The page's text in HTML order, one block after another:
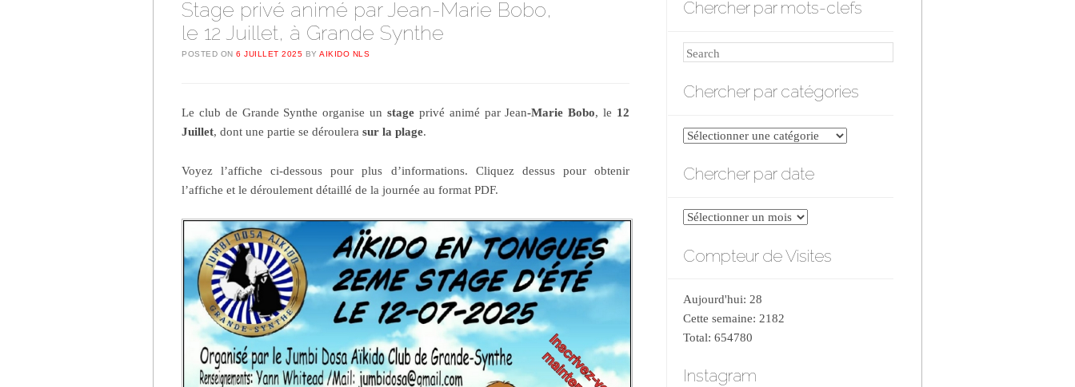
Stage privé animé par Jean-Marie Bobo,
le 12 Juillet, à Grande Synthe
POSTED ON 6 JUILLET 2025 BY AIKIDO NLS
Le club de Grande Synthe organise un stage privé animé par Jean-Marie Bobo, le 12
Juillet, dont une partie se déroulera sur la plage.
Voyez l’affiche ci-dessous pour plus d’informations. Cliquez dessus pour obtenir
l’affiche et le déroulement détaillé de la journée au format PDF.
Chercher par mots-clefs
Search
Chercher par catégories
Chercher
catégories
Chercher par date
Chercher
date
Compteur de Visites
Aujourd'hui: 28
Cette semaine: 2182
Total: 654780
Instagram